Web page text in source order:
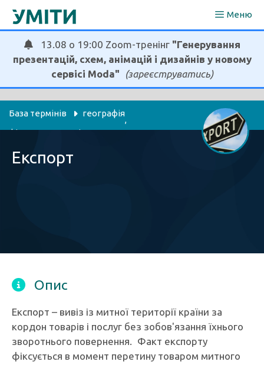
Перейти
Меню
13.08 о 19:00 Zoom-тренінг "Генерування
презентацій, схем, анімацій і дизайнів у новому
сервісі Moda"
(зареєструватись)
База термінів географія
,
фінанси, економіка
Експорт
Опис
Експорт – вивіз із митної території країни за
кордон товарів і послуг без зобов'язання їхнього
зворотнього повернення. Факт експорту
фіксується в момент перетину товаром митного